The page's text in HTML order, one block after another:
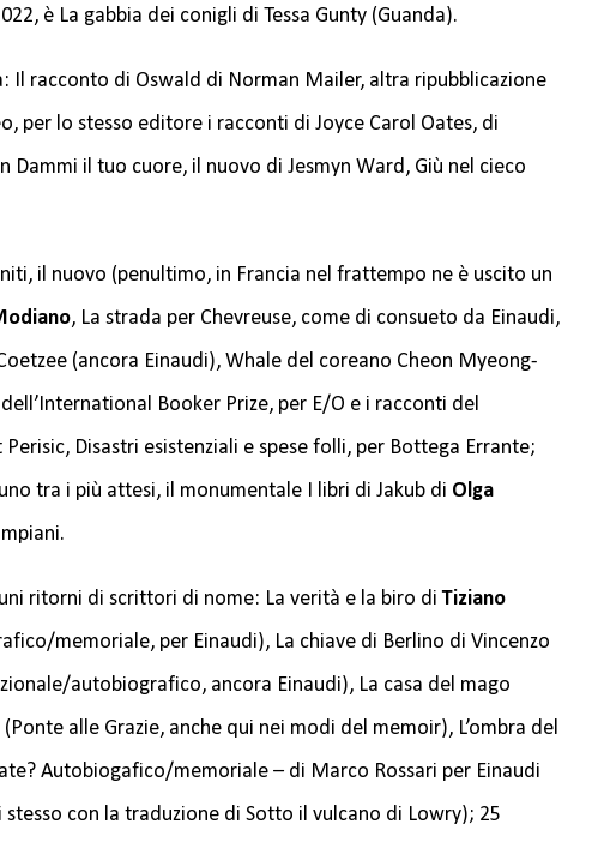
è La gabbia dei conigli di Tessa Gunty (Guanda).
Il racconto di Oswald di Norman Mailer, altra ripubblicazione
per lo stesso editore i racconti di Joyce Carol Oates, di
Dammi il tuo cuore, il nuovo di Jesmyn Ward, Giù nel cieco
il nuovo (penultimo, in Francia nel frattempo ne è uscito un
, La strada per Chevreuse, come di consueto da Einaudi,
(ancora Einaudi), Whale del coreano Cheon Myeong-
Booker Prize, per E/O e i racconti del
Disastri esistenziali e spese folli, per Bottega Errante;
tra i più attesi, il monumentale I libri di Jakub di Olga
ritorni di scrittori di nome: La verità e la biro diTiziano
memoriale, per Einaudi), La chiave di Berlino di Vincenzo
autobiografico, ancora Einaudi), La casa del mago
(Ponte alle Grazie, anche qui nei modi del memoir), L’ombra del
Autobiogafico/memoriale – di Marco Rossari per Einaudi
stesso con la traduzione di Sotto il vulcano di Lowry); 25